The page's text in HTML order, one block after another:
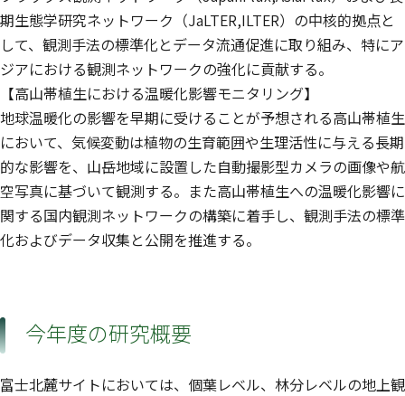
期生態学研究ネットワーク（JaLTER,ILTER）の中核的拠点と
して、観測手法の標準化とデータ流通促進に取り組み、特にア
ジアにおける観測ネットワークの強化に貢献する。
【高山帯植生における温暖化影響モニタリング】
地球温暖化の影響を早期に受けることが予想される高山帯植生
において、気候変動は植物の生育範囲や生理活性に与える長期
的な影響を、山岳地域に設置した自動撮影型カメラの画像や航
空写真に基づいて観測する。また高山帯植生への温暖化影響に
関する国内観測ネットワークの構築に着手し、観測手法の標準
化およびデータ収集と公開を推進する。
今年度の研究概要
富士北麓サイトにおいては、個葉レベル、林分レベルの地上観